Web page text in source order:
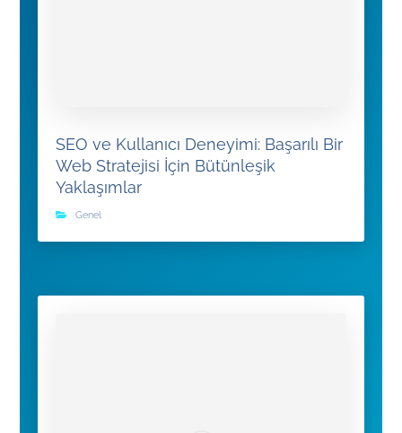
SEO ve Kullanıcı Deneyimi: Başarılı Bir
Web Stratejisi İçin Bütünleşik
Yaklaşımlar
Genel